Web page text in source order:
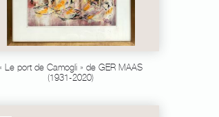
« Le port de Camogli » de GER MAAS
(1931-2020)